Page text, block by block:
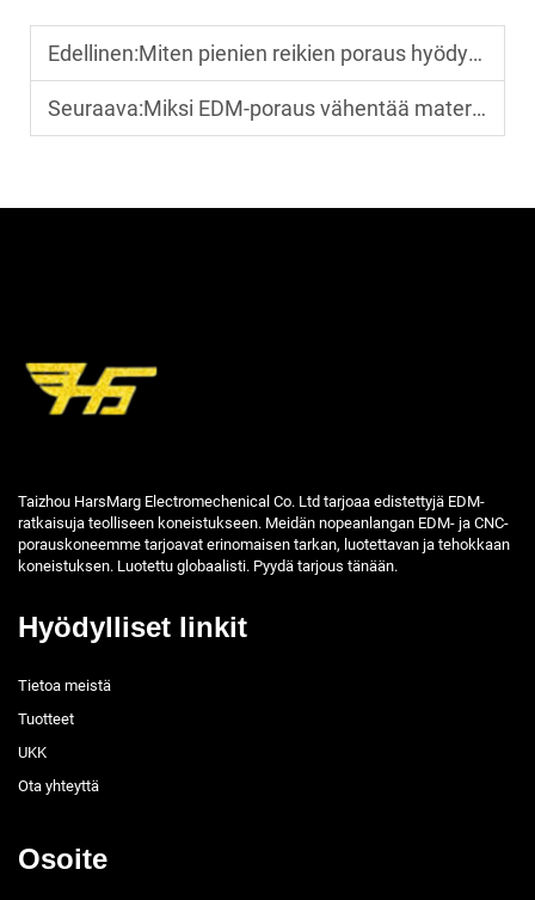
Edellinen:Miten pienien reikien poraus hyödyttää nykyaikaista muottivalmistusta?
Seuraava:Miksi EDM-poraus vähentää materiaalin jännitystä ja muodonmuutosta
Taizhou HarsMarg Electromechenical Co. Ltd tarjoaa edistettyjä EDM-
ratkaisuja teolliseen koneistukseen. Meidän nopeanlangan EDM- ja CNC-
porauskoneemme tarjoavat erinomaisen tarkan, luotettavan ja tehokkaan
koneistuksen. Luotettu globaalisti. Pyydä tarjous tänään.
Hyödylliset linkit
Tietoa meistä
Tuotteet
UKK
Ota yhteyttä
Osoite